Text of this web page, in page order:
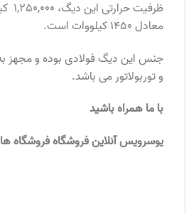
معادل 1450 کیلووات است.
جنس این دیگ فولادی بوده و مجهز
و توربولاتور می باشد.
با ما همراه باشید
یوسرویس آنلاین فروشگاه فروشگاه ها